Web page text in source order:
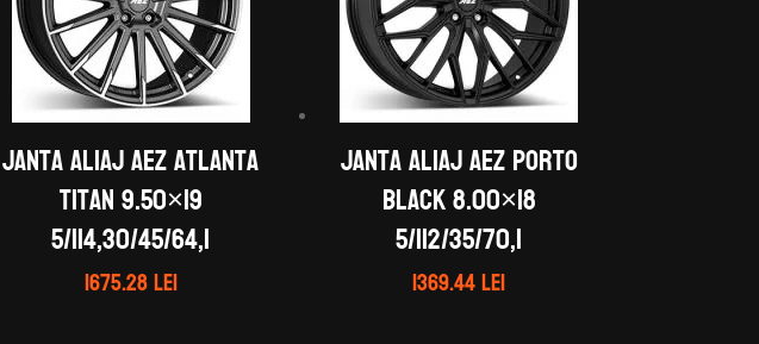
Janta aliaj AEZ Atlanta
titan 9.50×19
5/114,30/45/64,1
1675.28lei
Janta aliaj AEZ Porto
black 8.00×18
5/112/35/70,1
1369.44lei